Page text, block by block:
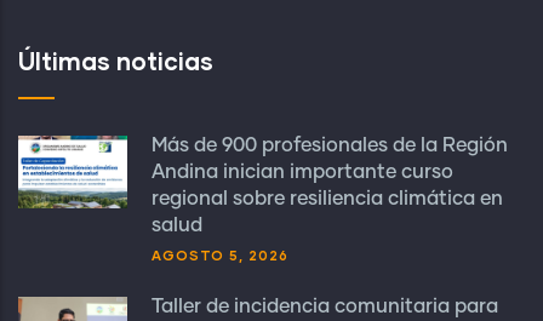
Últimas noticias
Más de 900 profesionales de la Región
Andina inician importante curso
regional sobre resiliencia climática en
salud
AGOSTO 5, 2026
Taller de incidencia comunitaria para